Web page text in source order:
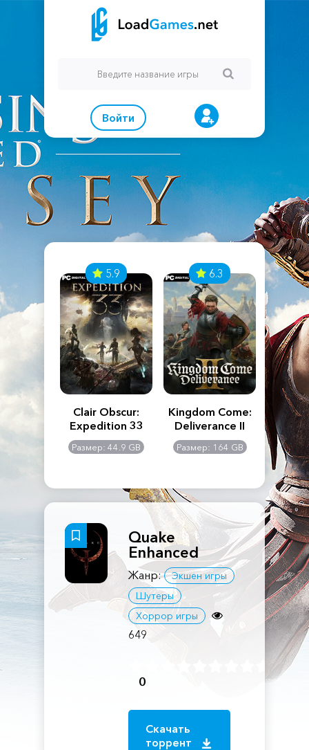
Войти
Creed
5.9
Clair Obscur:
Expedition 33
Размер: 44.9 GB
6.3
Kingdom Come:
Deliverance II
Размер: 164 GB
The
Quake
Enhanced
Жанр:
Экшен игры
Шутеры
Хоррор игры
649
0
Скачать
торрент